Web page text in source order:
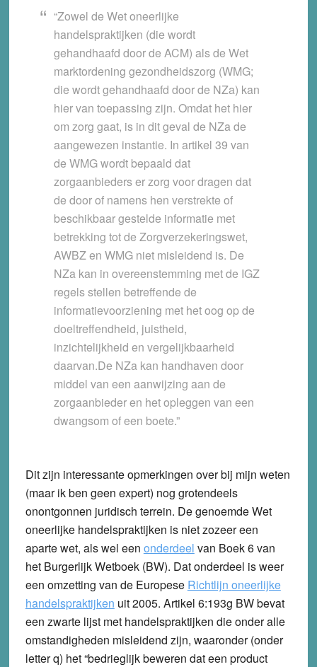
“Zowel de Wet oneerlijke
handelspraktijken (die wordt
gehandhaafd door de ACM) als de Wet
marktordening gezondheidszorg (WMG;
die wordt gehandhaafd door de NZa) kan
hier van toepassing zijn. Omdat het hier
om zorg gaat, is in dit geval de NZa de
aangewezen instantie. In artikel 39 van
de WMG wordt bepaald dat
zorgaanbieders er zorg voor dragen dat
de door of namens hen verstrekte of
beschikbaar gestelde informatie met
betrekking tot de Zorgverzekeringswet,
AWBZ en WMG niet misleidend is. De
NZa kan in overeenstemming met de IGZ
regels stellen betreffende de
informatievoorziening met het oog op de
doeltreffendheid, juistheid,
inzichtelijkheid en vergelijkbaarheid
daarvan.De NZa kan handhaven door
middel van een aanwijzing aan de
zorgaanbieder en het opleggen van een
dwangsom of een boete.”
Dit zijn interessante opmerkingen over bij mijn weten
(maar ik ben geen expert) nog grotendeels
onontgonnen juridisch terrein. De genoemde Wet
oneerlijke handelspraktijken is niet zozeer een
aparte wet, als wel een onderdeel van Boek 6 van
het Burgerlijk Wetboek (BW). Dat onderdeel is weer
een omzetting van de Europese Richtlijn oneerlijke
handelspraktijken uit 2005. Artikel 6:193g BW bevat
een zwarte lijst met handelspraktijken die onder alle
omstandigheden misleidend zijn, waaronder (onder
letter q) het “bedrieglijk beweren dat een product